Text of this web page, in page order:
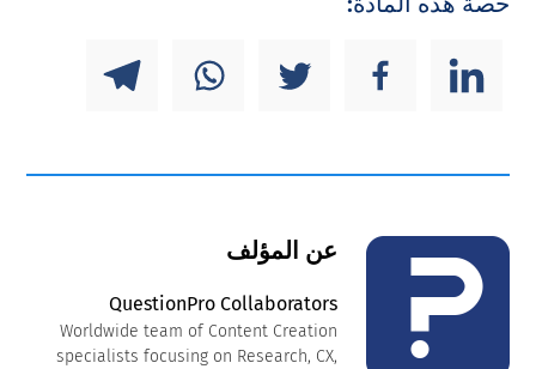
عن المؤلف
QuestionPro Collaborators
Worldwide team of Content Creation
specialists focusing on Research, CX,